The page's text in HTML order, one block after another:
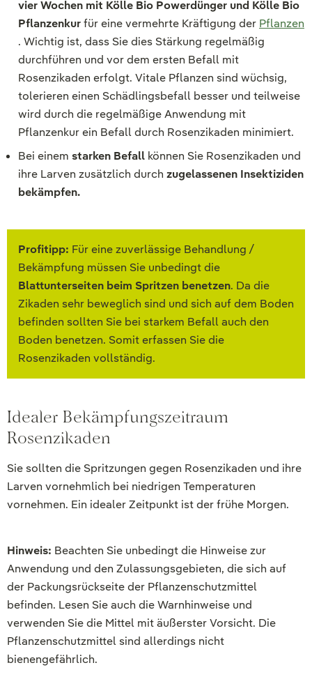
vier Wochen mit Kölle Bio Powerdünger und Kölle Bio
Pflanzenkurfür eine vermehrte Kräftigung der Pflanzen
. Wichtig ist, dass Sie dies Stärkung regelmäßig
durchführen und vor dem ersten Befall mit
Rosenzikaden erfolgt. Vitale Pflanzen sind wüchsig,
tolerieren einen Schädlingsbefall besser und teilweise
wird durch die regelmäßige Anwendung mit
Pflanzenkur ein Befall durch Rosenzikaden minimiert.
Bei einem starken Befall können Sie Rosenzikaden und
ihre Larven zusätzlich durch zugelassenen Insektiziden
bekämpfen.
Profitipp: Für eine zuverlässige Behandlung /
Bekämpfung müssen Sie unbedingt die
Blattunterseiten beim Spritzen benetzen. Da die
Zikaden sehr beweglich sind und sich auf dem Boden
befinden sollten Sie bei starkem Befall auch den
Boden benetzen. Somit erfassen Sie die
Rosenzikaden vollständig.
Idealer Bekämpfungszeitraum
Rosenzikaden
Sie sollten die Spritzungen gegen Rosenzikaden und ihre
Larven vornehmlich bei niedrigen Temperaturen
vornehmen. Ein idealer Zeitpunkt ist der frühe Morgen.
Hinweis: Beachten Sie unbedingt die Hinweise zur
Anwendung und den Zulassungsgebieten, die sich auf
der Packungsrückseite der Pflanzenschutzmittel
befinden. Lesen Sie auch die Warnhinweise und
verwenden Sie die Mittel mit äußerster Vorsicht. Die
Pflanzenschutzmittel sind allerdings nicht
bienengefährlich.